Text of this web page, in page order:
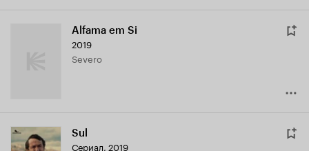
Alfama em Si
2019
Severo
Sul
Сериал, 2019